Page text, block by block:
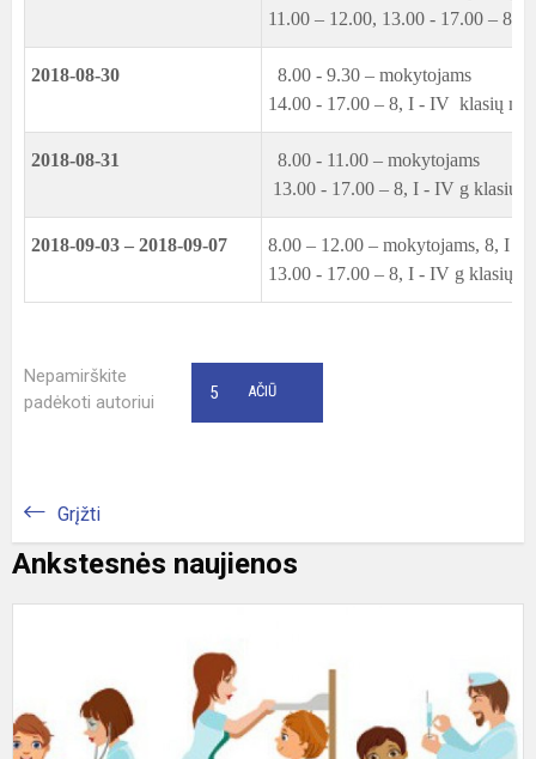
11.00 – 12.00, 13.00 - 17.00 – 8,
2018-08-30
8.00 - 9.30 – mokytojams
14.00 - 17.00 – 8, I - IV klasių
2018-08-31
8.00 - 11.00 – mokytojams
13.00 - 17.00 – 8, I - IV g klasių
2018-09-03 – 2018-09-07
8.00 – 12.00 – mokytojams, 8, I -
13.00 - 17.00 – 8, I - IV g klasių
Nepamirškite
padėkoti autoriui
AČIŪ
5
Grįžti
Ankstesnės naujienos